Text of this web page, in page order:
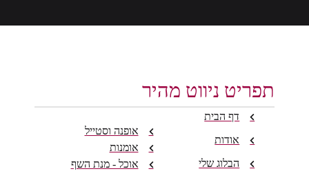
תפריט ניווט מהיר
דף הבית
אודות
הבלוג שלי
אופנה וסטייל
אומנות
אוכל - מנת השף